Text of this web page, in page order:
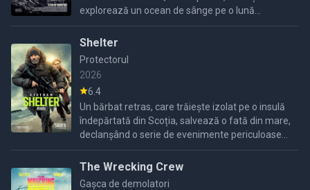
explorează un ocean de sânge pe o lună
dezolantă. La bordul submarinului „Iron Lung”,
Shelter
Protectorul
2026
6.4
Un bărbat retras, care trăiește izolat pe o insulă
îndepărtată din Scoția, salvează o fată din mare,
declanșând o serie de evenimente periculoase
ce duc la un atac asupra casei sale și îl forțează
să ...
The Wrecking Crew
Gașca de demolatori